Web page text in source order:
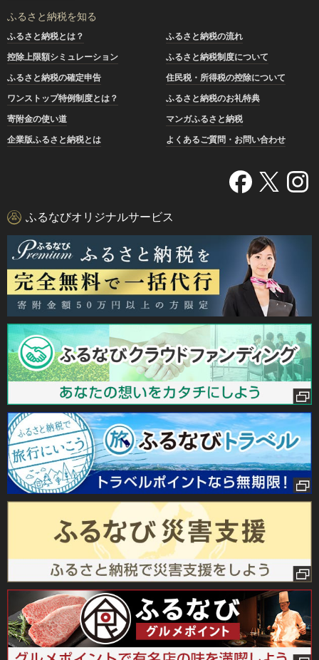
ふるさと納税を知る
ふるさと納税とは？
ふるさと納税の流れ
控除上限額シミュレーション
ふるさと納税制度について
ふるさと納税の確定申告
住民税・所得税の控除について
ワンストップ特例制度とは？
ふるさと納税のお礼特典
寄附金の使い道
マンガふるさと納税
企業版ふるさと納税とは
よくあるご質問・お問い合わせ
ふるなびオリジナルサービス